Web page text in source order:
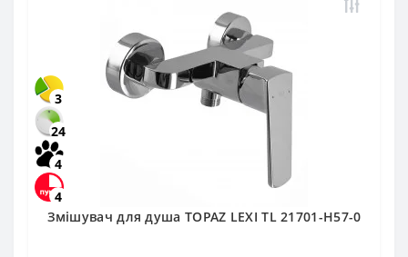
3
24
4
4
Змішувач для душа TOPAZ LEXI TL 21701-H57-0